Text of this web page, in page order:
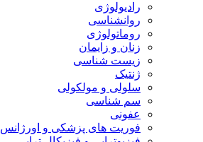
رادیولوژی
روانشناسی
روماتولوژی
زنان و زایمان
زیست شناسی
ژنتیک
سلولی و مولکولی
سم شناسی
عفونی
فوریت های پزشکی و اورژانس